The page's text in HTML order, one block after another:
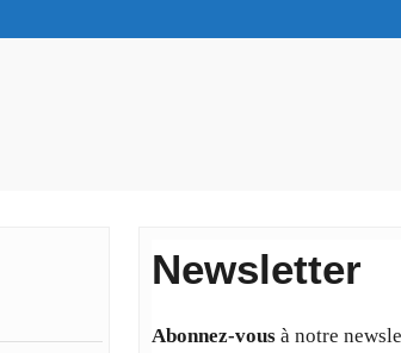
Newsletter
Abonnez-vousà notre